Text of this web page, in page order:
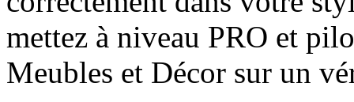
mettez à niveau PRO et
Meubles et Décor sur un